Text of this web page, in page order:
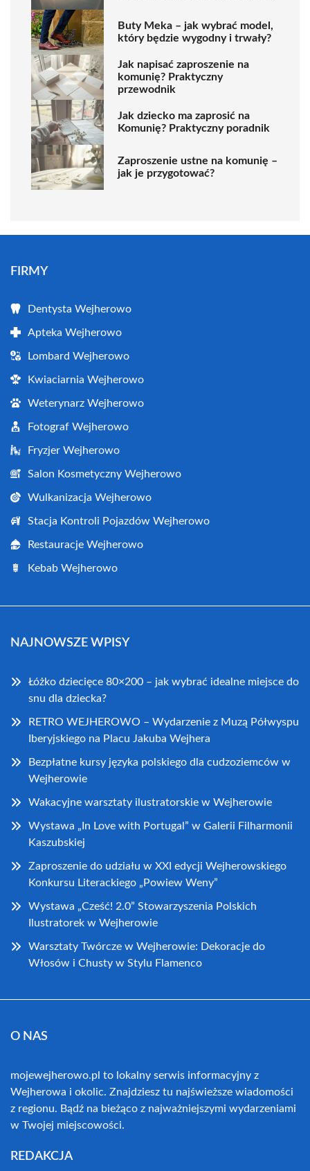
Buty Meka – jak wybrać model,
który będzie wygodny i trwały?
Jak napisać zaproszenie na
komunię? Praktyczny
przewodnik
Jak dziecko ma zaprosić na
Komunię? Praktyczny poradnik
Zaproszenie ustne na komunię –
jak je przygotować?
FIRMY
Dentysta Wejherowo
Apteka Wejherowo
Lombard Wejherowo
Kwiaciarnia Wejherowo
Weterynarz Wejherowo
Fotograf Wejherowo
Fryzjer Wejherowo
Salon Kosmetyczny Wejherowo
Wulkanizacja Wejherowo
Stacja Kontroli Pojazdów Wejherowo
Restauracje Wejherowo
Kebab Wejherowo
NAJNOWSZE WPISY
Łóżko dziecięce 80×200 – jak wybrać idealne miejsce do
snu dla dziecka?
RETRO WEJHEROWO – Wydarzenie z Muzą Półwyspu
Iberyjskiego na Placu Jakuba Wejhera
Bezpłatne kursy języka polskiego dla cudzoziemców w
Wejherowie
Wakacyjne warsztaty ilustratorskie w Wejherowie
Wystawa „In Love with Portugal” w Galerii Filharmonii
Kaszubskiej
Zaproszenie do udziału w XXI edycji Wejherowskiego
Konkursu Literackiego „Powiew Weny”
Wystawa „Cześć! 2.0” Stowarzyszenia Polskich
Ilustratorek w Wejherowie
Warsztaty Twórcze w Wejherowie: Dekoracje do
Włosów i Chusty w Stylu Flamenco
O NAS
mojewejherowo.pl to lokalny serwis informacyjny z
Wejherowa i okolic. Znajdziesz tu najświeższe wiadomości
z regionu. Bądź na bieżąco z najważniejszymi wydarzeniami
w Twojej miejscowości.
REDAKCJA